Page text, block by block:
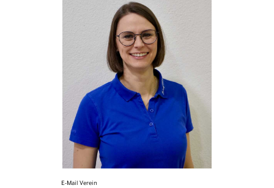
E-Mail Verein